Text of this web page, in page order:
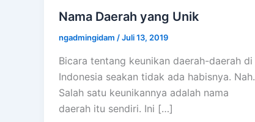
Nama Daerah yang Unik
ngadmingidam /Juli 13, 2019
Bicara tentang keunikan daerah-daerah di
Indonesia seakan tidak ada habisnya. Nah.
Salah satu keunikannya adalah nama
daerah itu sendiri. Ini […]